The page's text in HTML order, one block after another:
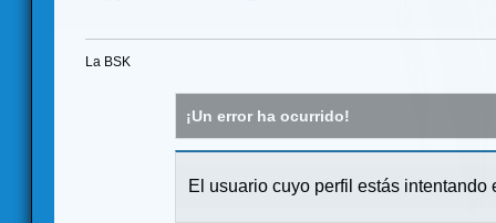
La BSK
¡Un error ha ocurrido!
El usuario cuyo perfil estás intentando